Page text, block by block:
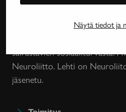
Näytä tiedot ja
harvinaissairauksien ja
sairastavien sosiaaliturvasta.
Neuroliitto. Lehti on
jäsenetu.